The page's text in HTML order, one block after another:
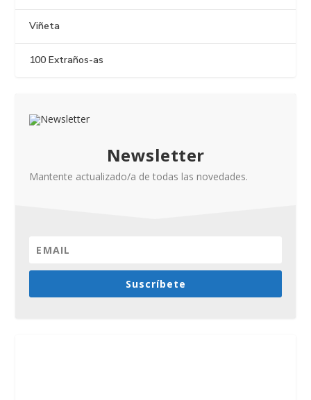
Viñeta
100 Extraños-as
Newsletter
Mantente actualizado/a de todas las novedades.
Suscríbete